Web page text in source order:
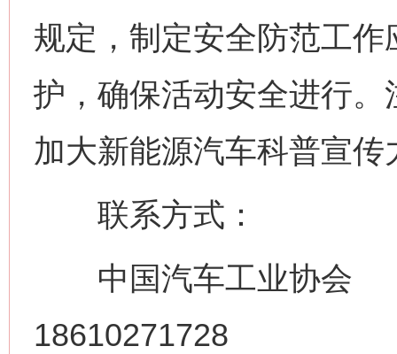
规定，制定安全防范工
护，确保活动安全进行
加大新能源汽车科普宣
联系方式：
中国汽车工
18610271728
网上购药对药下症？